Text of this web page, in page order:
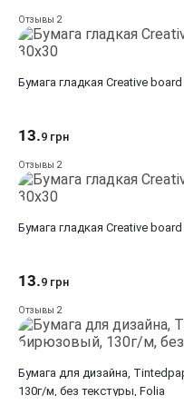
Отзывы 2
Бумага гладкая Creative
13.9 грн
Отзывы 2
Бумага гладкая Creative
13.9 грн
Отзывы 2
Бумага для дизайна,
130г/м, без текстуры, Folia